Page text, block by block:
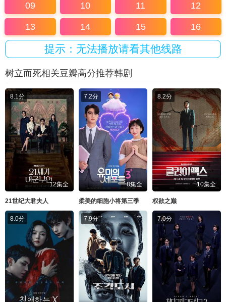
09 10 11 12
13 14 15 16
提示：无法播放请看其他线路
树立而死相关豆瓣高分推荐韩剧
8.1分
12集全
21世纪大君夫人
7.2分
8集全
柔美的细胞小将第三季
8.2分
10集全
权欲之巅
8.0分 7.9分 7.0分